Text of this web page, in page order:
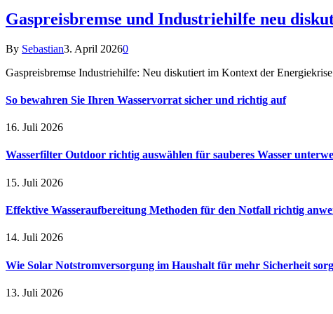
Gaspreisbremse und Industriehilfe neu
By Sebastian3. April 20260
Gaspreisbremse Industriehilfe: Neu diskutiert im Kontext der
So bewahren Sie Ihren Wasservorrat sicher und richtig auf
16. Juli 2026
Wasserfilter Outdoor richtig auswählen für sauberes Wasser
15. Juli 2026
Effektive Wasseraufbereitung Methoden für den Notfall richtig
14. Juli 2026
Wie Solar Notstromversorgung im Haushalt für mehr Sicherheit
13. Juli 2026